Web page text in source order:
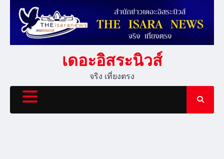
content
เดอะอิสระนิวส์
จริง เที่ยงตรง